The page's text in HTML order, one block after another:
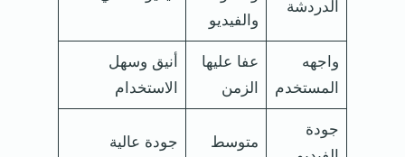
الدردشة
والفيديو
واجهه
المستخدم
عفا عليها
الزمن
أنيق وسهل
الاستخدام
جودة
متوسط جودة عالية